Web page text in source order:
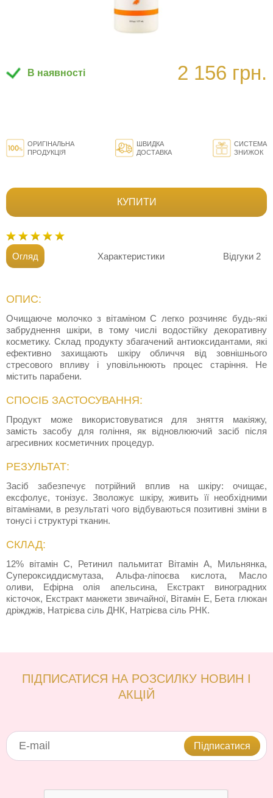
В наявності 2 156 грн.
ОРИГІНАЛЬНА
ПРОДУКЦІЯ
ШВИДКА
ДОСТАВКА
СИСТЕМА
ЗНИЖОК
КУПИТИ
Огляд Характеристики Відгуки 2
ОПИС:
Очищаюче молочко з вітаміном С легко розчиняє будь-які
забруднення шкіри, в тому числі водостійку декоративну
косметику. Склад продукту збагачений антиоксидантами, які
ефективно захищають шкіру обличчя від зовнішнього
стресового впливу і уповільнюють процес старіння. Не
містить парабени.
СПОСІБ ЗАСТОСУВАННЯ:
Продукт може використовуватися для зняття макіяжу,
замість засобу для гоління, як відновлюючий засіб після
агресивних косметичних процедур.
РЕЗУЛЬТАТ:
Засіб забезпечує потрійний вплив на шкіру: очищає,
ексфолує, тонізує. Зволожує шкіру, живить її необхідними
вітамінами, в результаті чого відбуваються позитивні зміни в
тонусі і структурі тканин.
СКЛАД:
12% вітамін С, Ретинил пальмитат Вітамін А, Мильнянка,
Супероксиддисмутаза, Альфа-ліпоєва кислота, Масло
оливи, Ефірна олія апельсина, Екстракт виноградних
кісточок, Екстракт манжети звичайної, Вітамін Е, Бета глюкан
дріжджів, Натрієва сіль ДНК, Натрієва сіль РНК.
ПІДПИСАТИСЯ НА РОЗСИЛКУ НОВИН І
АКЦІЙ
Підписатися